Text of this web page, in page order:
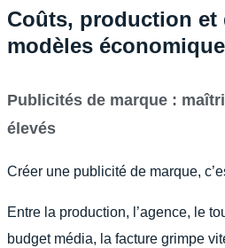
Coûts, production et
modèles
Publicités de marque :
élevés
Créer une publicité de marque,
Entre la production, l’agence, le
budget média, la facture grimpe